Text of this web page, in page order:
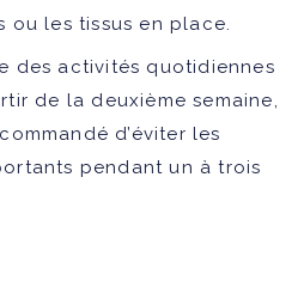
ou les tissus en place.
des activités quotidiennes
de la deuxième semaine,
d’éviter les
pendant un à trois